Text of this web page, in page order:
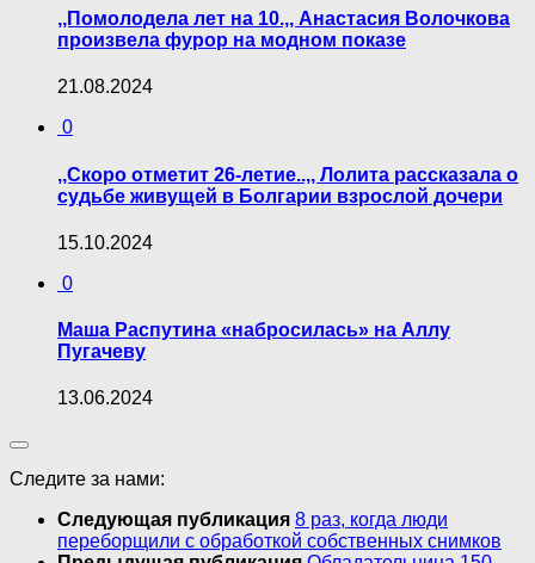
,,Помолодела лет на 10.,, Анастасия Волочкова
произвела фурор на модном показе
21.08.2024
0
,,Скоро отметит 26-летие..,, Лолита рассказала о
судьбе живущей в Болгарии взрослой дочери
15.10.2024
0
Маша Распутина «набросилась» на Аллу
Пугачеву
13.06.2024
Следите за нами:
Следующая публикация 8 раз, когда люди
переборщили с обработкой собственных снимков